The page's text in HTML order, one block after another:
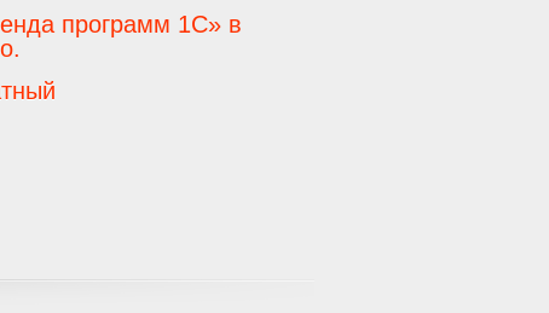
программ 1С» в